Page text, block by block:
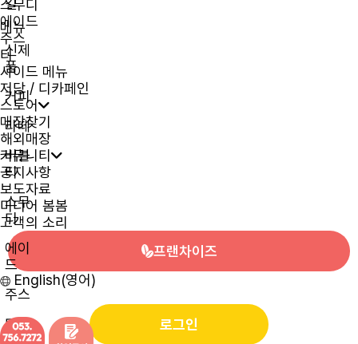
길
메뉴
신제
품
커피
라떼
버블
티
스무
디
에이
드
주스
티
스무디
에이드
주스
티
사이드 메뉴
저당 / 디카페인
스토어
매장찾기
해외매장
커뮤니티
공지사항
보도자료
미디어 봄봄
고객의 소리
프랜차이즈
English(영어)
로그인